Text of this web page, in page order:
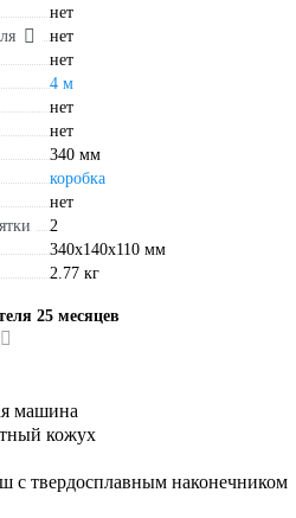
нет
нет
нет
4 м
нет
нет
340 мм
коробка
нет
2
340х140х110 мм
2.77 кг
25 месяцев
машина
кожух
с твердосплавным наконечником